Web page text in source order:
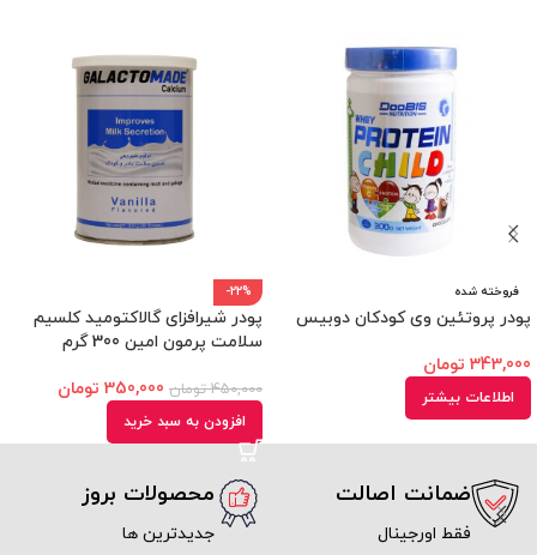
فروخته شده
پودر پروتئین وی کودکان دوبیس
343,000 تومان
اطلاعات بیشتر
-22%
پودر شیرافزای گالاکتومید کلسیم
سلامت پرمون امین 300 گرم
450,000 تومان 350,000 تومان
افزودن به سبد خرید
ضمانت اصالت
فقط اورجینال
محصولات بروز
جدیدترین ها